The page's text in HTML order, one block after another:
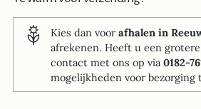
Kies dan voor afhalen in
afrekenen. Heeft u een
contact met ons op via 0182-
mogelijkheden voor bezorging